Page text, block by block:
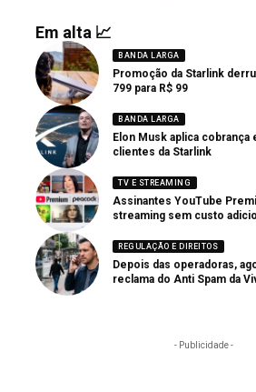
Em alta 📈
BANDA LARGA
Promoção da Starlink
799 para R$ 99
BANDA LARGA
Elon Musk aplica cobrança
clientes da Starlink
TV E STREAMING
Assinantes YouTube
streaming sem custo
REGULAÇÃO E DIREITOS
Depois das operadoras,
reclama do Anti Spam da
- Publicidade -